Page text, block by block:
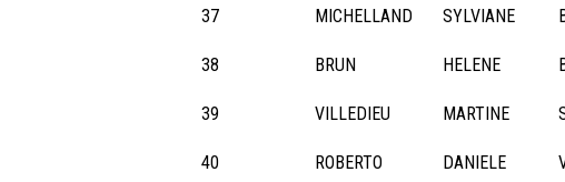
37 MICHELLAND SYLVIANE
38 BRUN HELENE
39 VILLEDIEU MARTINE
40 ROBERTO DANIELE